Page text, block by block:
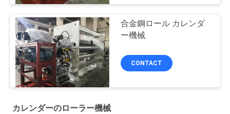
合金鋼ロール カレンダ
ー機械
CONTACT
カレンダーのローラー機械